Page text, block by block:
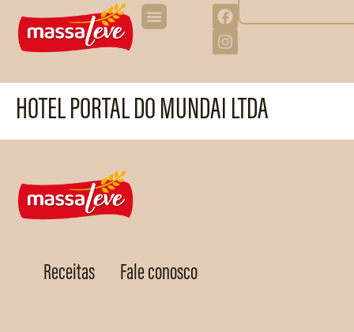
HOTEL PORTAL DO MUNDAI LTDA
Receitas Fale conosco